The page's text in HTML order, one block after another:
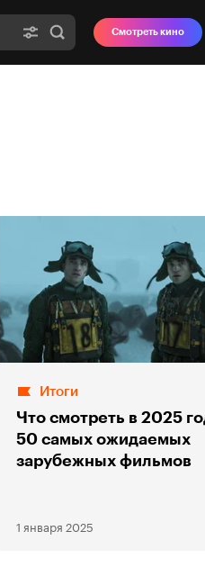
Смотреть кино
Итоги
Что смотреть в 2025
50 самых ожидаемых
зарубежных фильмов
1 января 2025